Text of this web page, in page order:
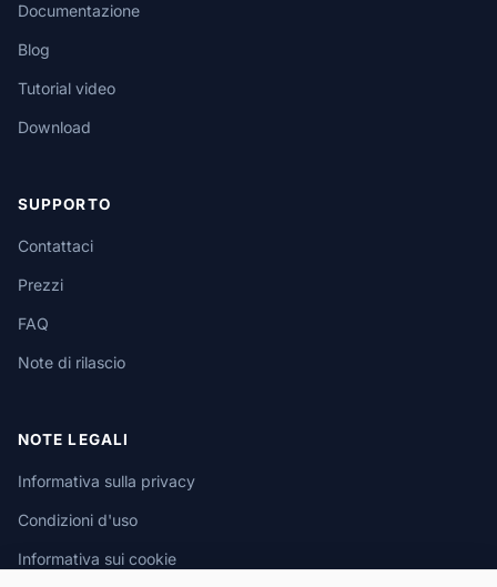
Documentazione
Blog
Tutorial video
Download
SUPPORTO
Contattaci
Prezzi
FAQ
Note di rilascio
NOTE LEGALI
Informativa sulla privacy
Condizioni d'uso
Informativa sui cookie